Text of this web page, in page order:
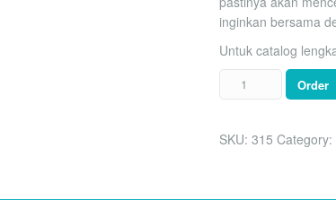
inginkan bersama
Untuk catalog
Order
SKU: 315 Category: